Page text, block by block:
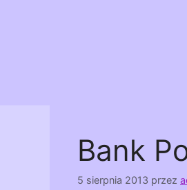
Bank
5 sierpnia 2013 przez